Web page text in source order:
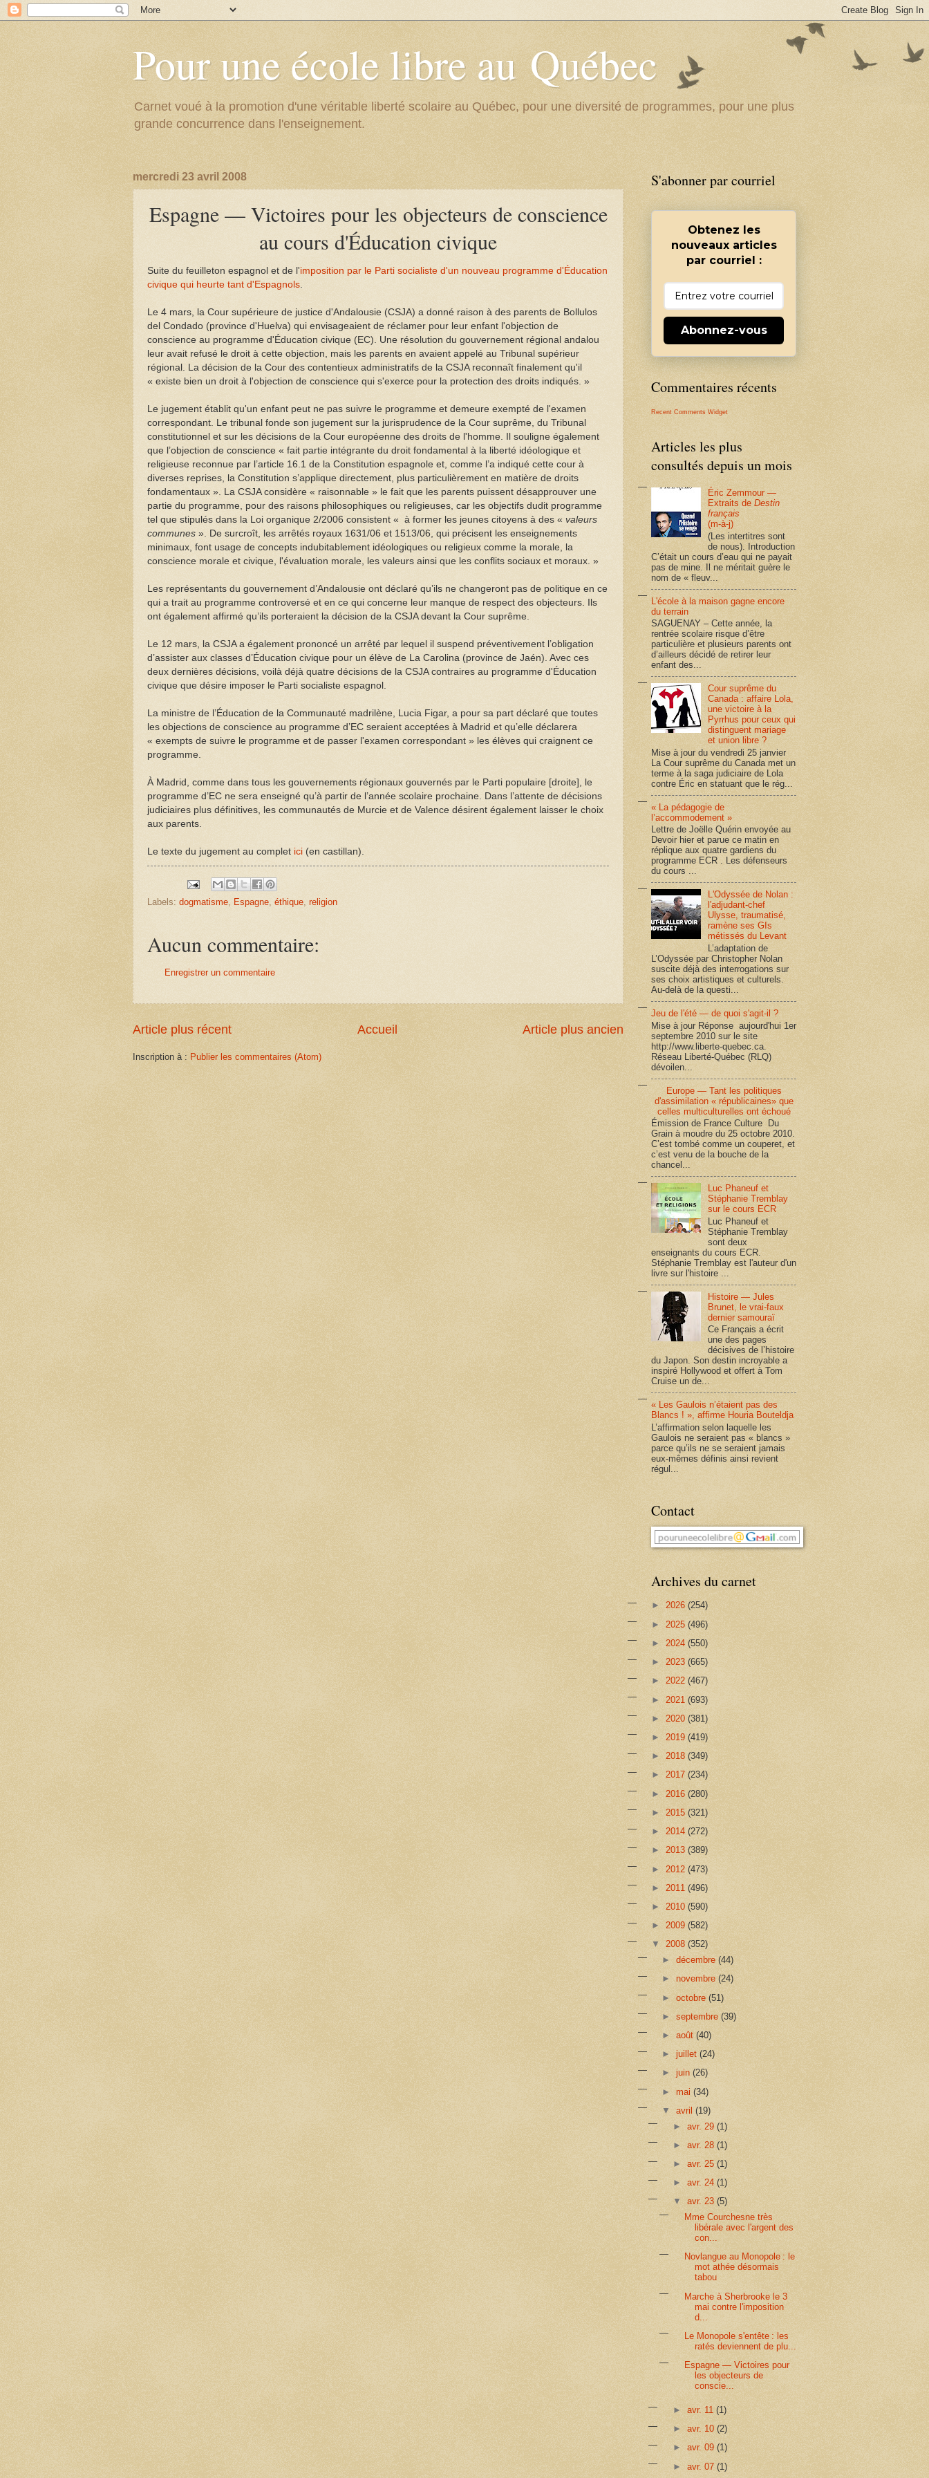
Pour une école libre au Québec
Carnet voué à la promotion d'une véritable liberté scolaire au Québec, pour une diversité de programmes, pour une plus
grande concurrence dans l'enseignement.
mercredi 23 avril 2008
Espagne — Victoires pour les objecteurs de conscience
au cours d'Éducation civique
Suite du feuilleton espagnol et de l'imposition par le Parti socialiste d'un nouveau programme d'Éducation
civique qui heurte tant d'Espagnols
Le 4 mars, la Cour supérieure de justice d'Andalousie (CSJA) a donné raison à des parents de Bollulos
del Condado (province d'Huelva) qui envisageaient de réclamer pour leur enfant l'objection de
conscience au programme d'Éducation civique (EC). Une résolution du gouvernement régional andalou
leur avait refusé le droit à cette objection, mais les parents en avaient appelé au Tribunal supérieur
régional. La décision de la Cour des contentieux administratifs de la CSJA reconnaît finalement qu'il
« existe bien un droit à l'objection de conscience qui s'exerce pour la protection des droits indiqués. »
Le jugement établit qu'un enfant peut ne pas suivre le programme et demeure exempté de l'examen
correspondant. Le tribunal fonde son jugement sur la jurisprudence de la Cour suprême, du Tribunal
constitutionnel et sur les décisions de la Cour européenne des droits de l'homme. Il souligne également
que l’objection de conscience « fait partie intégrante du droit fondamental à la liberté idéologique et
religieuse reconnue par l’article 16.1 de la Constitution espagnole et, comme l’a indiqué cette cour à
diverses reprises, la Constitution s’applique directement, plus particulièrement en matière de droits
fondamentaux ». La CSJA considère « raisonnable » le fait que les parents puissent désapprouver une
partie du programme, pour des raisons philosophiques ou religieuses, car les objectifs dudit programme
tel que stipulés dans la Loi organique 2/2006 consistent « à former les jeunes citoyens à des « valeurs
communes ». De surcroît, les arrêtés royaux 1631/06 et 1513/06, qui précisent les enseignements
minimaux, font usage de concepts indubitablement idéologiques ou religieux comme la morale, la
conscience morale et civique, l'évaluation morale, les valeurs ainsi que les conflits sociaux et moraux. »
Les représentants du gouvernement d’Andalousie ont déclaré qu’ils ne changeront pas de politique en ce
qui a trait au programme controversé et en ce qui concerne leur manque de respect des objecteurs. Ils
ont également affirmé qu’ils porteraient la décision de la CSJA devant la Cour suprême.
Le 12 mars, la CSJA a également prononcé un arrêté par lequel il suspend préventivement l’obligation
d’assister aux classes d’Éducation civique pour un élève de La Carolina (province de Jaén). Avec ces
deux dernières décisions, voilà déjà quatre décisions de la CSJA contraires au programme d'Éducation
civique que désire imposer le Parti socialiste espagnol.
La ministre de l’Éducation de la Communauté madrilène, Lucia Figar, a pour sa part déclaré que toutes
les objections de conscience au programme d’EC seraient acceptées à Madrid et qu’elle déclarera
« exempts de suivre le programme et de passer l'examen correspondant » les élèves qui craignent ce
programme.
À Madrid, comme dans tous les gouvernements régionaux gouvernés par le Parti populaire [droite], le
programme d’EC ne sera enseigné qu’à partir de l’année scolaire prochaine. Dans l’attente de décisions
judiciaires plus définitives, les communautés de Murcie et de Valence désirent également laisser le choix
aux parents.
Le texte du jugement au complet ici (en castillan).
Labels: dogmatisme, Espagne, éthique, religion
Aucun commentaire:
Enregistrer un commentaire
Article plus récent Article plus ancien
Accueil
Inscription à : Publier les commentaires (Atom)
S'abonner par courriel
Obtenez les
nouveaux articles
par courriel :
Abonnez-vous
Commentaires récents
Recent Comments Widget
Articles les plus
consultés depuis un mois
Éric Zemmour —
Extraits deDestin
français
(m-à-j)
(Les intertitres sont
de nous). Introduction
C’était un cours d’eau qui ne payait
pas de mine. Il ne méritait guère le
nom de « fleuv...
L'école à la maison gagne encore
du terrain
SAGUENAY – Cette année, la
rentrée scolaire risque d’être
particulière et plusieurs parents ont
d’ailleurs décidé de retirer leur
enfant des...
Cour suprême du
Canada : affaire Lola,
une victoire à la
Pyrrhus pour ceux qui
distinguent mariage
et union libre ?
Mise à jour du vendredi 25 janvier
La Cour suprême du Canada met un
terme à la saga judiciaire de Lola
contre Éric en statuant que le rég...
« La pédagogie de
l’accommodement »
Lettre de Joëlle Quérin envoyée au
Devoir hier et parue ce matin en
réplique aux quatre gardiens du
programme ECR . Les défenseurs
du cours ...
L'Odyssée de Nolan :
l'adjudant-chef
Ulysse, traumatisé,
ramène ses GIs
métissés du Levant
L’adaptation de
L’Odyssée par Christopher Nolan
suscite déjà des interrogations sur
ses choix artistiques et culturels.
Au-delà de la questi...
Jeu de l'été — de quoi s'agit-il ?
Mise à jour Réponse aujourd'hui 1er
septembre 2010 sur le site
http://www.liberte-quebec.ca.
Réseau Liberté-Québec (RLQ)
dévoilen...
Europe — Tant les politiques
d'assimilation « républicaines» que
celles multiculturelles ont échoué
Émission de France Culture Du
Grain à moudre du 25 octobre 2010.
C’est tombé comme un couperet, et
c’est venu de la bouche de la
chancel...
Luc Phaneuf et
Stéphanie Tremblay
sur le cours ECR
Luc Phaneuf et
Stéphanie Tremblay
sont deux
enseignants du cours ECR.
Stéphanie Tremblay est l'auteur d'un
livre sur l'histoire ...
Histoire — Jules
Brunet, le vrai-faux
dernier samouraï
Ce Français a écrit
une des pages
décisives de l’histoire
du Japon. Son destin incroyable a
inspiré Hollywood et offert à Tom
Cruise un de...
« Les Gaulois n’étaient pas des
Blancs ! », affirme Houria Bouteldja
L’affirmation selon laquelle les
Gaulois ne seraient pas « blancs »
parce qu’ils ne se seraient jamais
eux-mêmes définis ainsi revient
régul...
Contact
Archives du carnet
► 2026 (254)
► 2025 (496)
► 2024 (550)
► 2023 (665)
► 2022 (467)
► 2021 (693)
► 2020 (381)
► 2019 (419)
► 2018 (349)
► 2017 (234)
► 2016 (280)
► 2015 (321)
► 2014 (272)
► 2013 (389)
► 2012 (473)
► 2011 (496)
► 2010 (590)
► 2009 (582)
▼ 2008 (352)
►décembre(44)
►novembre(24)
►octobre(51)
►septembre(39)
►août(40)
►juillet(24)
►juin(26)
► mai(34)
▼avril(19)
► avr. 29 (1)
► avr. 28 (1)
► avr. 25 (1)
► avr. 24 (1)
▼ avr. 23 (5)
Mme Courchesne très
libérale avec l'argent des
con...
Novlangue au Monopole : le
mot athée désormais
tabou
Marche à Sherbrooke le 3
mai contre l'imposition
d...
Le Monopole s'entête : les
ratés deviennent de plu...
Espagne — Victoires pour
les objecteurs de
conscie...
► avr. 11 (1)
► avr. 10 (2)
► avr. 09 (1)
► avr. 07 (1)